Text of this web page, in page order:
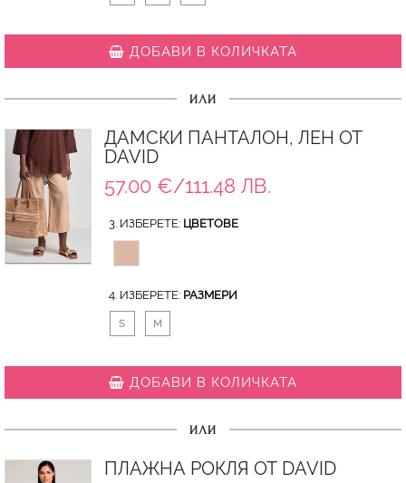
ДОБАВИ В КОЛИЧКАТА
ИЛИ
ДАМСКИ ПАНТАЛОН, ЛЕН ОТ
DAVID
57.00 €/111.48 ЛВ.
3. ИЗБЕРЕТЕ: ЦВЕТОВЕ
4. ИЗБЕРЕТЕ: РАЗМЕРИ
S M
ДОБАВИ В КОЛИЧКАТА
ИЛИ
ПЛАЖНА РОКЛЯ ОТ DAVID